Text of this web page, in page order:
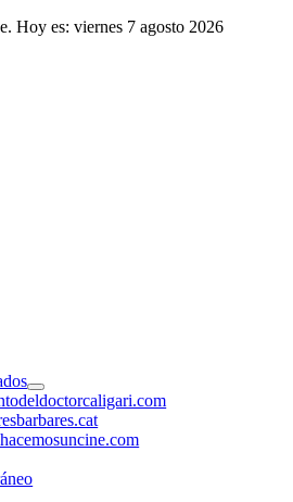
Hoy es: viernes 7 agosto 2026